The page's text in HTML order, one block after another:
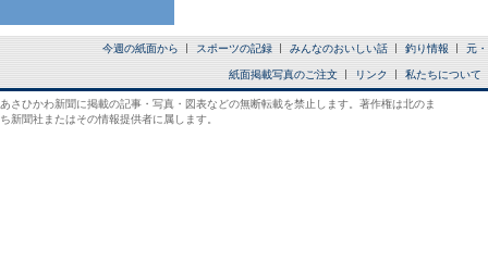
今週の紙面から スポーツの記録 みんなのおいしい話 釣り情報 元
紙面掲載写真のご注文 リンク 私たちについて
あさひかわ新聞に掲載の記事・写真・図表などの無断転載を禁止します。著作権は北のま
ち新聞社またはその情報提供者に属します。